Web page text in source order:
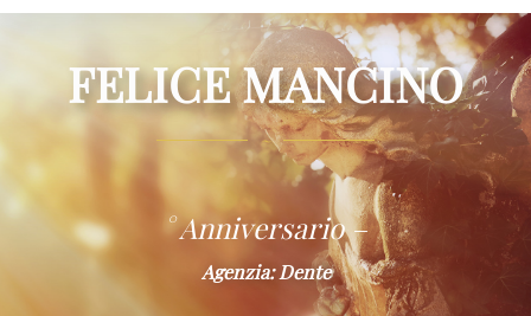
FELICE MANCINO
~
° Anniversario –
Agenzia: Dente